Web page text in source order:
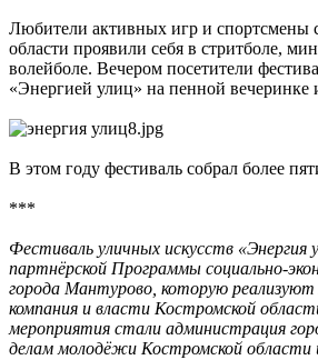
Любители активных игр и спортсмены
области проявили себя в стритболе,
волейболе. Вечером посетители
«Энергией улиц» на пенной вечеринке
В этом году фестиваль собрал более
***
Фестиваль уличных искусств «Энергия
партнёрской Программы социально-
города Мантурово, которую
компания и власти Костромской
мероприятия стали администрация
делам молодёжи Костромской области